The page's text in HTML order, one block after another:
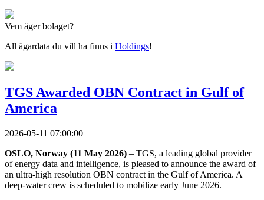
Vem äger bolaget?
All ägardata du vill ha finns i Holdings!
TGS Awarded OBN Contract in Gulf of
America
2026-05-11 07:00:00
OSLO, Norway (11 May 2026) – TGS, a leading global provider
of energy data and intelligence, is pleased to announce the award of
an ultra-high resolution OBN contract in the Gulf of America. A
deep-water crew is scheduled to mobilize early June 2026.